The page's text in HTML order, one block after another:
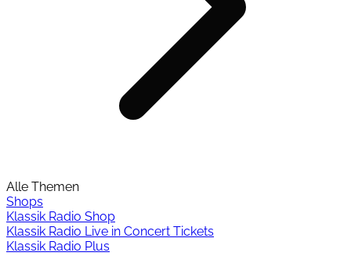
Alle Themen
Shops
Klassik Radio Shop
Klassik Radio Live in Concert Tickets
Klassik Radio Plus